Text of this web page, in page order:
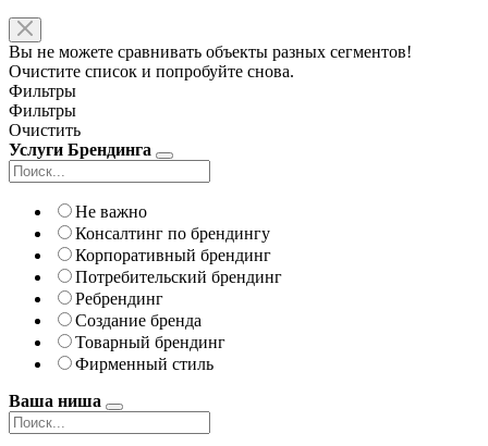
Вы не можете сравнивать объекты разных сегментов!
Очистите список и попробуйте снова.
Фильтры
Фильтры
Очистить
Услуги Брендинга
Не важно
Консалтинг по брендингу
Корпоративный брендинг
Потребительский брендинг
Ребрендинг
Создание бренда
Товарный брендинг
Фирменный стиль
Ваша ниша